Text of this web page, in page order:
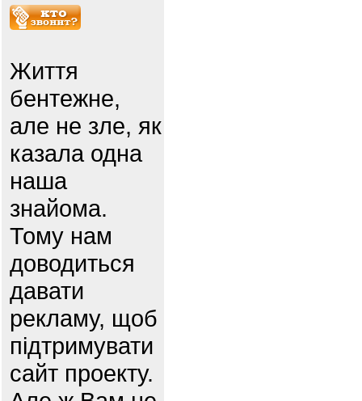
Життя
бентежне,
але не зле, як
казала одна
наша
знайома.
Тому нам
доводиться
давати
рекламу, щоб
підтримувати
сайт проекту.